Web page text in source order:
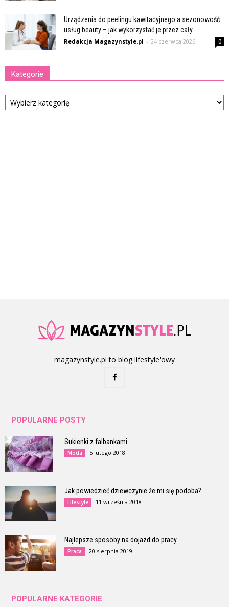
Urządzenia do peelingu kawitacyjnego a sezonowość
usług beauty – jak wykorzystać je przez cały...
Redakcja Magazynstyle.pl - 24 czerwca 2026 0
Kategorie
Kategorie
magazynstyle.pl to blog lifestyle'owy
POPULARNE POSTY
Sukienki z falbankami
Moda 5 lutego 2018
Jak powiedzieć dziewczynie że mi się podoba?
Lifestyle 11 września 2018
Najlepsze sposoby na dojazd do pracy
Praca 20 sierpnia 2019
POPULARNE KATEGORIE